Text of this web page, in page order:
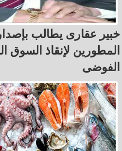
خبير عقارى يطالب
المطورين لإنقاذ السوق
الفوضى